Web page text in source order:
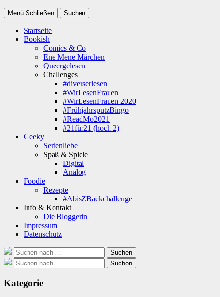
Menü Schließen Suchen
Startseite
Bookish
Comics & Co
Ene Mene Märchen
Queergelesen
Challenges
#diverserlesen
#WirLesenFrauen
#WirLesenFrauen 2020
#FrühjahrsputzBingo
#ReadMo2021
#21für21 (hoch 2)
Geeky
Serienliebe
Spaß & Spiele
Digital
Analog
Foodie
Rezepte
#AbisZBackchallenge
Info & Kontakt
Die Bloggerin
Impressum
Datenschutz
Suche
nach:
Suchen
Suche
nach:
Suchen
Kategorie